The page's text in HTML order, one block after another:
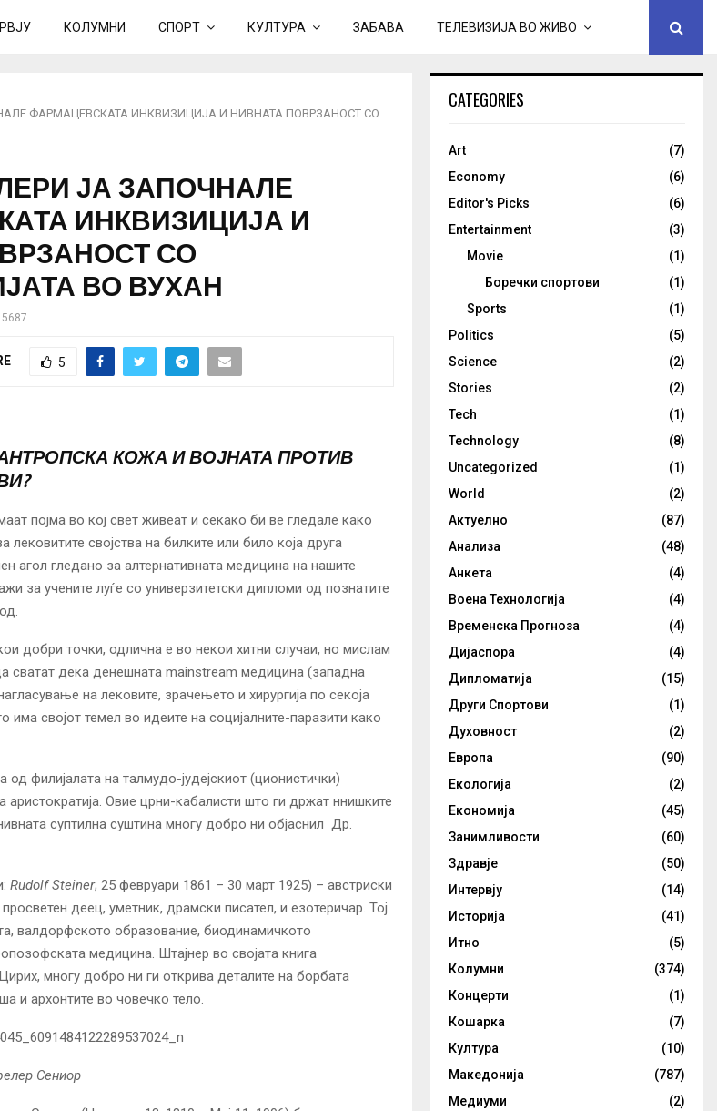
КОЛУМНИ СПОРТ КУЛТУРА ЗАБАВА ТЕЛЕВИЗИЈА ВО ЖИВО
ФАРМАЦЕВСКАТА ИНКВИЗИЦИЈА И НИВНАТА ПОВРЗАНОСТ СО
ЈА ЗАПОЧНАЛЕ
ИНКВИЗИЦИЈА И
СО
ВО ВУХАН
5687
5
КОЖА И ВОЈНАТА ПРОТИВ
појма во кој свет живеат и секако би ве гледале како
лековитите својства на билките или било која друга
агол гледано за алтернативната медицина на нашите
за учените луѓе со универзитетски дипломи од познатите
добри точки, одлична е во некои хитни случаи, но мислам
сватат дека денешната mainstream медицина (западна
на лековите, зрачењето и хирургија по секоја
има својот темел во идеите на социјалните-паразити како
филијалата на талмудо-јудејскиот (ционистички)
аристократија. Овие црни-кабалисти што ги држат ннишките
суптилна суштина многу добро ни објаснил Др.
Rudolf Steiner; 25 февруари 1861 – 30 март 1925) – австриски
деец, уметник, драмски писател, и езотеричар. Тој
валдорфското образование, биодинамичкото
медицина. Штајнер во својата книга
многу добро ни ги открива деталите на борбата
и архонтите во човечко тело.
Сениор
CATEGORIES
Art
(7)
Economy
(6)
Editor's Picks
(6)
Entertainment
(3)
Movie
(1)
Боречки спортови
(1)
Sports
(1)
Politics
(5)
Science
(2)
Stories
(2)
Tech
(1)
Technology
(8)
Uncategorized
(1)
World
(2)
Актуелно
(87)
Анализа
(48)
Анкета
(4)
Воена Технологија
(4)
Временска Прогноза
(4)
Дијаспора
(4)
Дипломатија
(15)
Други Спортови
(1)
Духовност
(2)
Европа
(90)
Екологија
(2)
Економија
(45)
Занимливости
(60)
Здравје
(50)
Интервју
(14)
Историја
(41)
Итно
(5)
Колумни
(374)
Концерти
(1)
Кошарка
(7)
Култура
(10)
Македонија
(787)
Медиуми
(2)